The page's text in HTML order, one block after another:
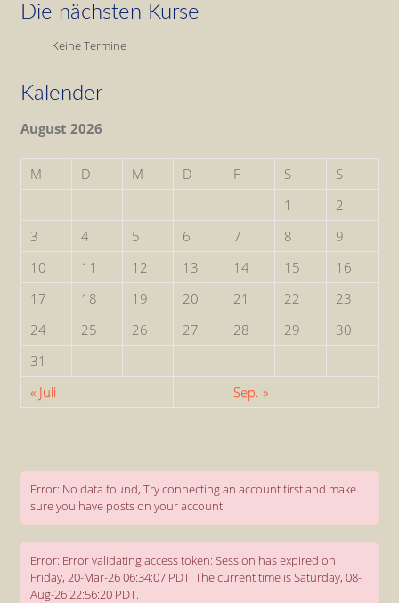
Die nächsten Kurse
Keine Termine
Kalender
August 2026
M D M D F S
S
1
2
3
4 5 6 7 8
9
10
11 12 13 14 15
16
17
18 19 20 21 22
23
24
25 26 27 28 29
30
31
« Juli
Sep. »
Error: No data found, Try connecting an account first and make
sure you have posts on your account.
Error: Error validating access token: Session has expired on
Friday, 20-Mar-26 06:34:07 PDT. The current time is Saturday, 08-
Aug-26 22:56:20 PDT.